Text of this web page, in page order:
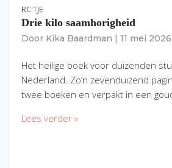
RC'TJE
Drie kilo saamhorigheid
Door Kika Baardman 11 mei 2026
Het heilige boek voor duizenden
Nederland. Zo’n zevenduizend
twee boeken en verpakt in een
Lees verder »